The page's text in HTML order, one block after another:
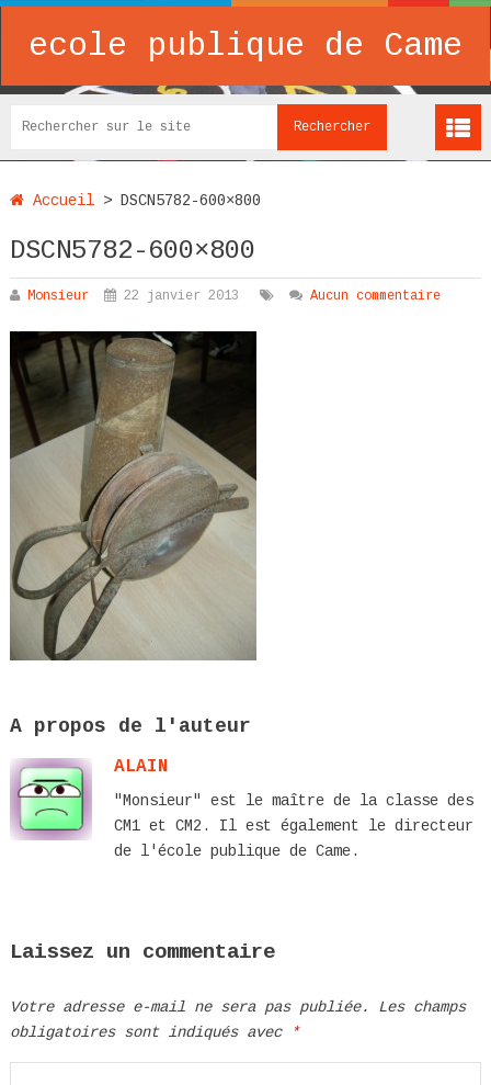
ecole publique de Came
Accueil> DSCN5782-600×800
DSCN5782-600×800
Monsieur 22 janvier 2013 Aucun commentaire
A propos de l'auteur
ALAIN
"Monsieur" est le maître de la classe des
CM1 et CM2. Il est également le directeur
de l'école publique de Came.
Laissez un commentaire
Votre adresse e-mail ne sera pas publiée.
Les champs
obligatoires sont indiqués avec
*